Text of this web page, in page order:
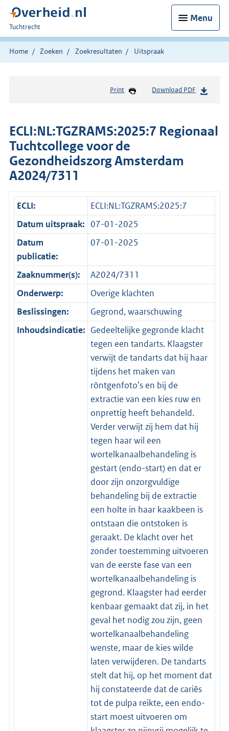
Menu
U
bent
hier:
Tuchtrecht
Home Zoeken Zoekresultaten Uitspraak
Print Download PDF
ECLI:NL:TGZRAMS:2025:7 Regionaal
Tuchtcollege voor de
Gezondheidszorg Amsterdam
A2024/7311
ECLI:
ECLI:NL:TGZRAMS:2025:7
Datum uitspraak: 07-01-2025
Datum
publicatie:
07-01-2025
Zaaknummer(s):
A2024/7311
Onderwerp:
Overige klachten
Beslissingen:
Gegrond, waarschuwing
Inhoudsindicatie: Gedeeltelijke gegronde klacht
tegen een tandarts. Klaagster
verwijt de tandarts dat hij haar
tijdens het maken van
röntgenfoto’s en bij de
extractie van een kies ruw en
onprettig heeft behandeld.
Verder verwijt zij hem dat hij
tegen haar wil een
wortelkanaalbehandeling is
gestart (endo-start) en dat er
door zijn onzorgvuldige
behandeling bij de extractie
een holte in haar kaakbeen is
ontstaan die ontstoken is
geraakt. De klacht over het
zonder toestemming uitvoeren
van de eerste fase van een
wortelkanaalbehandeling is
gegrond. Klaagster had eerder
kenbaar gemaakt dat zij, in het
geval het nodig zou zijn, geen
wortelkanaalbehandeling
wenste, maar de kies wilde
laten verwijderen. De tandarts
stelt dat hij, op het moment dat
hij constateerde dat de cariës
tot de pulpa reikte, een endo-
start moest uitvoeren om